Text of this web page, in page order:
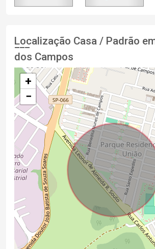
Localização Casa / Padrão
dos Campos
+
−